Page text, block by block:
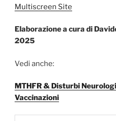
Multiscreen Site
Elaborazione a cura di
2025
Vedi anche:
MTHFR & Disturbi
Vaccinazioni